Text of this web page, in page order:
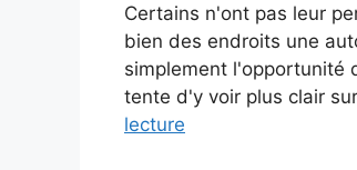
Certains n'ont pas leur
bien des endroits une
simplement l'opportunité
tente d'y voir plus clair
lecture